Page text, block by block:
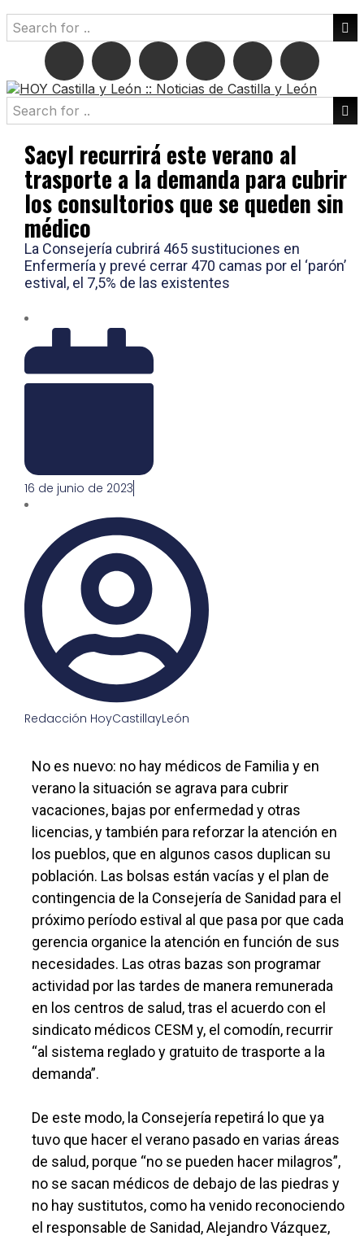
Sacyl recurrirá este verano al
trasporte a la demanda para cubrir
los consultorios que se queden sin
médico
La Consejería cubrirá 465 sustituciones en
Enfermería y prevé cerrar 470 camas por el ‘parón’
estival, el 7,5% de las existentes
16 de junio de 2023
Redacción HoyCastillayLeón
No es nuevo: no hay médicos de Familia y en
verano la situación se agrava para cubrir
vacaciones, bajas por enfermedad y otras
licencias, y también para reforzar la atención en
los pueblos, que en algunos casos duplican su
población. Las bolsas están vacías y el plan de
contingencia de la Consejería de Sanidad para el
próximo período estival al que pasa por que cada
gerencia organice la atención en función de sus
necesidades. Las otras bazas son programar
actividad por las tardes de manera remunerada
en los centros de salud, tras el acuerdo con el
sindicato médicos CESM y, el comodín, recurrir
“al sistema reglado y gratuito de trasporte a la
demanda”.
De este modo, la Consejería repetirá lo que ya
tuvo que hacer el verano pasado en varias áreas
de salud, porque “no se pueden hacer milagros”,
no se sacan médicos de debajo de las piedras y
no hay sustitutos, como ha venido reconociendo
el responsable de Sanidad, Alejandro Vázquez,